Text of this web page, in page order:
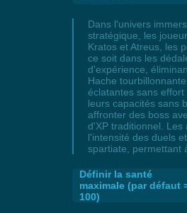
Dans l'univers
stratégique, les
Kratos et Atreus, les
ce soit dans les
d'expérience,
Hache
éclatantes sans
leurs capacités sans
affronter des boss
d'XP traditionnel.
l'intensité des duels
spartiate, permettant
Définir la santé
maximale (par défaut
100)